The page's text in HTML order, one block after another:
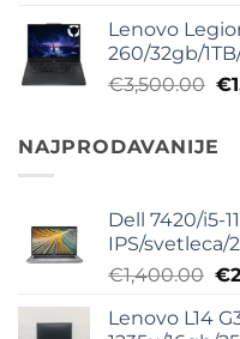
je
Lenovo
260/32gb/
€3,500.00
bila:
€
NAJPRODAVANIJE
Dell 7420/i5-
IPS/svetleca/
€1,400.00
je
€
Lenovo L14